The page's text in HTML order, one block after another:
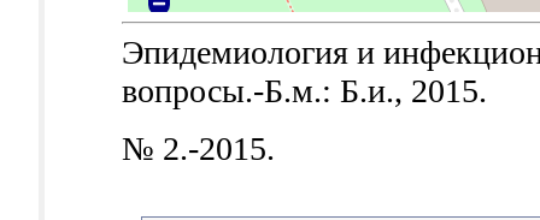
Эпидемиология и
вопросы.-Б.м.: Б.и., 2015.
№ 2.-2015.